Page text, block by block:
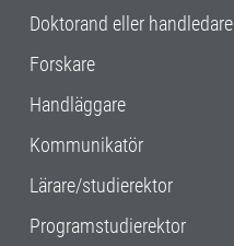
Doktorand eller handledare
Forskare
Handläggare
Kommunikatör
Lärare/studierektor
Programstudierektor